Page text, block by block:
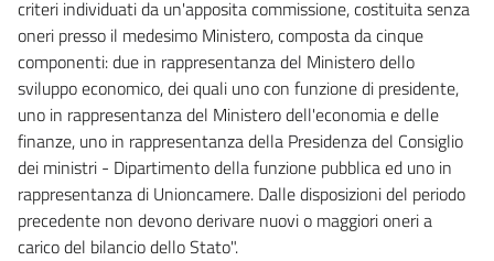
criteri individuati da un'apposita commissione, costituita senza
oneri presso il medesimo Ministero, composta da cinque
componenti: due in rappresentanza del Ministero dello
sviluppo economico, dei quali uno con funzione di presidente,
uno in rappresentanza del Ministero dell'economia e delle
finanze, uno in rappresentanza della Presidenza del Consiglio
dei ministri - Dipartimento della funzione pubblica ed uno in
rappresentanza di Unioncamere. Dalle disposizioni del periodo
precedente non devono derivare nuovi o maggiori oneri a
carico del bilancio dello Stato".